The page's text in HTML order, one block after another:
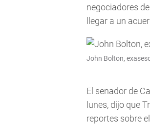
negociadores
llegar a un
John Bolton,
El senador de
lunes, dijo que
reportes sobre